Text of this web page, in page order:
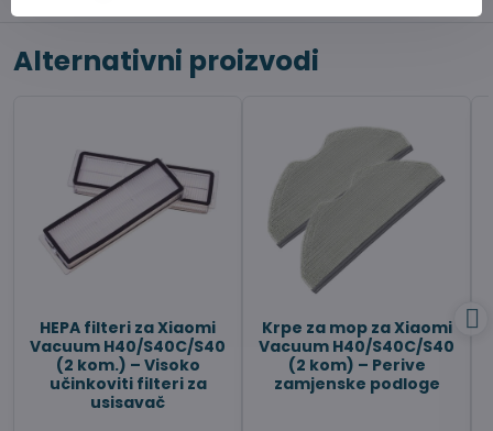
Alternativni proizvodi
HEPA filteri za Xiaomi
Vacuum H40/S40C/S40
(2 kom.) – Visoko
učinkoviti filteri za
usisavač
Krpe za mop za Xiaomi
Vacuum H40/S40C/S40
(2 kom) – Perive
zamjenske podloge